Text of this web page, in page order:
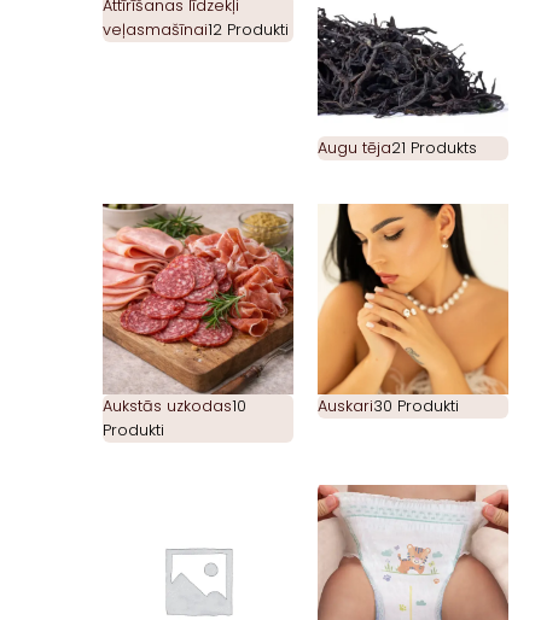
Attīrīšanas līdzekļi
veļasmašīnai12 Produkti
Augu tēja21 Produkts
Aukstās uzkodas10
Produkti
Auskari30 Produkti